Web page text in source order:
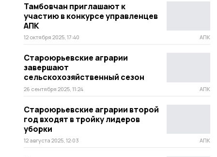
Тамбовчан приглашают к
участию в конкурсе управленцев
АПК
12 октября 2025, 17:40 АПК
Староюрьевские аграрии
завершают
сельскохозяйственный сезон
26 сентября 2025, 11:24 АПК
Староюрьевские аграрии второй
год входят в тройку лидеров
уборки
12 августа 2025, 12:03 АПК